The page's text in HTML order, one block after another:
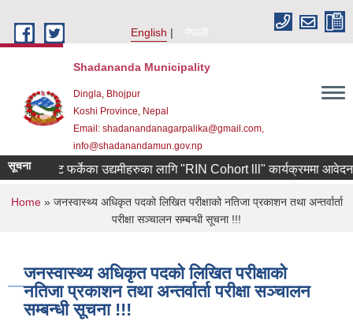
English
नेपाली
Shadananda Municipality
Dingla, Bhojpur
Koshi Province, Nepal
Email: shadanandanagarpalika@gmail.com,
info@shadanandamun.gov.np
सूचना फर्केका उद्यमीहरुका लागि "RIN Cohort lll" कार्यक्रममा आवेदन पेश
You are here
Home» जनस्वास्थ्य अधिकृत पदको लिखित परीक्षाको नतिजा प्रकाशन तथा अन्तर्वार्ता
परीक्षा सञ्चालन सम्बन्धी सूचना !!!
जनस्वास्थ्य अधिकृत पदको लिखित परीक्षाको
नतिजा प्रकाशन तथा अन्तर्वार्ता परीक्षा सञ्चालन
सम्बन्धी सूचना !!!